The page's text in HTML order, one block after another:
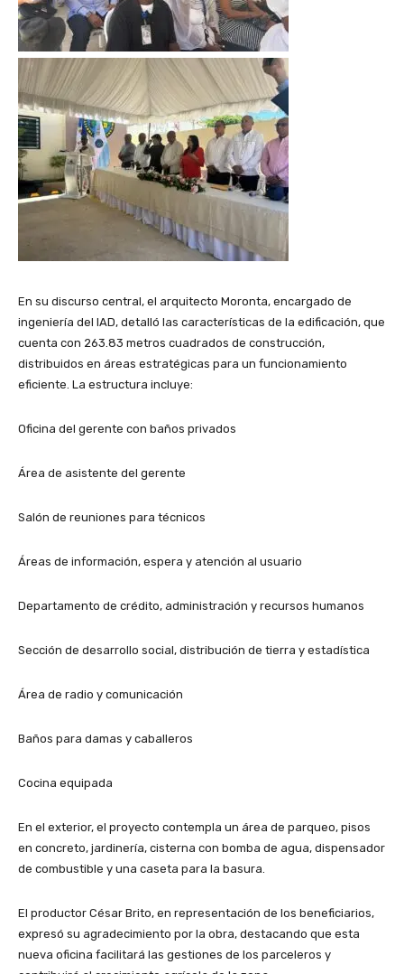
En su discurso central, el arquitecto Moronta, encargado de
ingeniería del IAD, detalló las características de la edificación, que
cuenta con 263.83 metros cuadrados de construcción,
distribuidos en áreas estratégicas para un funcionamiento
eficiente. La estructura incluye:
Oficina del gerente con baños privados
Área de asistente del gerente
Salón de reuniones para técnicos
Áreas de información, espera y atención al usuario
Departamento de crédito, administración y recursos humanos
Sección de desarrollo social, distribución de tierra y estadística
Área de radio y comunicación
Baños para damas y caballeros
Cocina equipada
En el exterior, el proyecto contempla un área de parqueo, pisos
en concreto, jardinería, cisterna con bomba de agua, dispensador
de combustible y una caseta para la basura.
El productor César Brito, en representación de los beneficiarios,
expresó su agradecimiento por la obra, destacando que esta
nueva oficina facilitará las gestiones de los parceleros y